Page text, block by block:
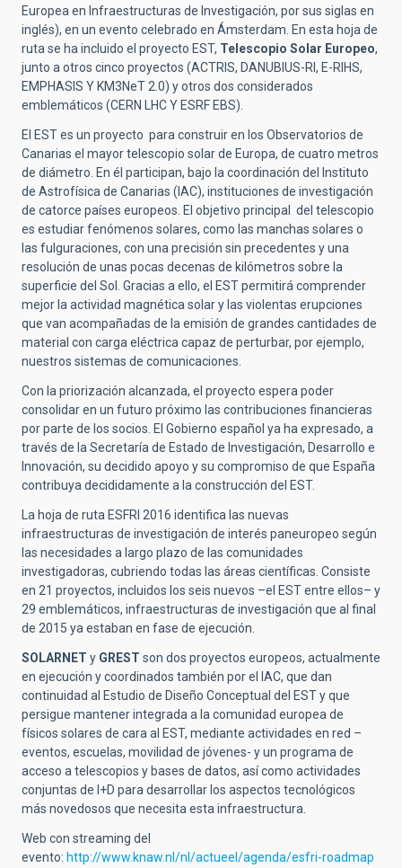
Europea en Infraestructuras de Investigación, por sus siglas en
inglés), en un evento celebrado en Ámsterdam. En esta hoja de
ruta se ha incluido el proyecto EST, Telescopio Solar Europeo,
junto a otros cinco proyectos (ACTRIS, DANUBIUS-RI, E-RIHS,
EMPHASIS Y KM3NeT 2.0) y otros dos considerados
emblemáticos (CERN LHC Y ESRF EBS).
El EST es un proyecto para construir en los Observatorios de
Canarias el mayor telescopio solar de Europa, de cuatro metros
de diámetro. En él participan, bajo la coordinación del Instituto
de Astrofísica de Canarias (IAC), instituciones de investigación
de catorce países europeos. El objetivo principal del telescopio
es estudiar fenómenos solares, como las manchas solares o
las fulguraciones, con una precisión sin precedentes y una
resolución de unas pocas decenas de kilómetros sobre la
superficie del Sol. Gracias a ello, el EST permitirá comprender
mejor la actividad magnética solar y las violentas erupciones
que van acompañadas de la emisión de grandes cantidades de
material con carga eléctrica capaz de perturbar, por ejemplo,
nuestros sistemas de comunicaciones.
Con la priorización alcanzada, el proyecto espera poder
consolidar en un futuro próximo las contribuciones financieras
por parte de los socios. El Gobierno español ya ha expresado, a
través de la Secretaría de Estado de Investigación, Desarrollo e
Innovación, su decidido apoyo y su compromiso de que España
contribuya decididamente a la construcción del EST.
La hoja de ruta ESFRI 2016 identifica las nuevas
infraestructuras de investigación de interés paneuropeo según
las necesidades a largo plazo de las comunidades
investigadoras, cubriendo todas las áreas científicas. Consiste
en 21 proyectos, incluidos los seis nuevos –el EST entre ellos– y
29 emblemáticos, infraestructuras de investigación que al final
de 2015 ya estaban en fase de ejecución.
SOLARNET y GREST son dos proyectos europeos, actualmente
en ejecución y coordinados también por el IAC, que dan
continuidad al Estudio de Diseño Conceptual del EST y que
persigue mantener integrada a la comunidad europea de
físicos solares de cara al EST, mediante actividades en red –
eventos, escuelas, movilidad de jóvenes- y un programa de
acceso a telescopios y bases de datos, así como actividades
conjuntas de I+D para desarrollar los aspectos tecnológicos
más novedosos que necesita esta infraestructura.
Web con streaming del
evento: http://www.knaw.nl/nl/actueel/agenda/esfri-roadmap